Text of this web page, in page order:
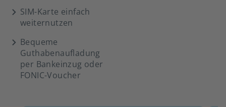
SIM-Karte einfach
weiternutzen
Bequeme
Guthabenaufladung
per Bankeinzug oder
FONIC-Voucher